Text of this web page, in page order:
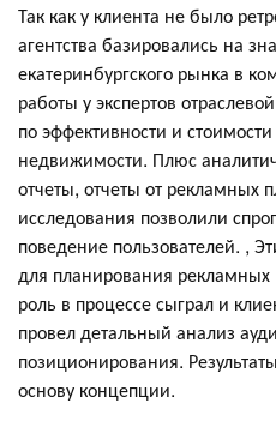
Так как у клиента не было
агентства базировались на
екатеринбургского рынка в
работы у экспертов
по эффективности и
недвижимости. Плюс
отчеты, отчеты от рекламных
исследования позволили
поведение пользователей. ,
для планирования
роль в процессе сыграл и
провел детальный анализ
позиционирования.
основу концепции.